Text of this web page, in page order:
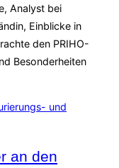
Analyst bei
Einblicke in
den PRIHO-
Besonderheiten
und
an den